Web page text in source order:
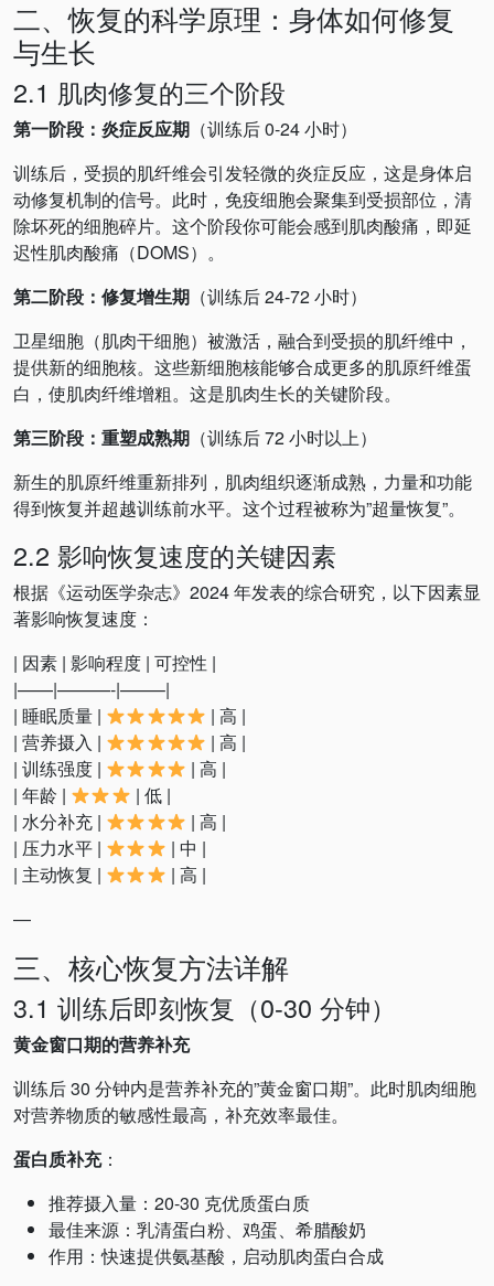
二、恢复的科学原理：身体如何修复
与生长
2.1 肌肉修复的三个阶段
第一阶段：炎症反应期 （训练后 0-24 小时）
训练后，受损的肌纤维会引发轻微的炎症反应，这是身体启
动修复机制的信号。此时，免疫细胞会聚集到受损部位，清
除坏死的细胞碎片。这个阶段你可能会感到肌肉酸痛，即延
迟性肌肉酸痛（DOMS）。
第二阶段：修复增生期 （训练后 24-72 小时）
卫星细胞（肌肉干细胞）被激活，融合到受损的肌纤维中，
提供新的细胞核。这些新细胞核能够合成更多的肌原纤维蛋
白，使肌肉纤维增粗。这是肌肉生长的关键阶段。
第三阶段：重塑成熟期 （训练后 72 小时以上）
新生的肌原纤维重新排列，肌肉组织逐渐成熟，力量和功能
得到恢复并超越训练前水平。这个过程被称为”超量恢复”。
2.2 影响恢复速度的关键因素
根据《运动医学杂志》2024 年发表的综合研究，以下因素显
著影响恢复速度：
| 因素 | 影响程度 | 可控性 |
|——|———-|——–|
| 睡眠质量 |
| 高 |
| 营养摄入 |
| 高 |
| 训练强度 |
| 高 |
| 年龄 |
| 低 |
| 水分补充 |
| 高 |
| 压力水平 |
| 中 |
| 主动恢复 |
| 高 |
—
三、核心恢复方法详解
3.1 训练后即刻恢复（0-30 分钟）
黄金窗口期的营养补充
训练后 30 分钟内是营养补充的”黄金窗口期”。此时肌肉细胞
对营养物质的敏感性最高，补充效率最佳。
蛋白质补充：
推荐摄入量：20-30 克优质蛋白质
最佳来源：乳清蛋白粉、鸡蛋、希腊酸奶
作用：快速提供氨基酸，启动肌肉蛋白合成